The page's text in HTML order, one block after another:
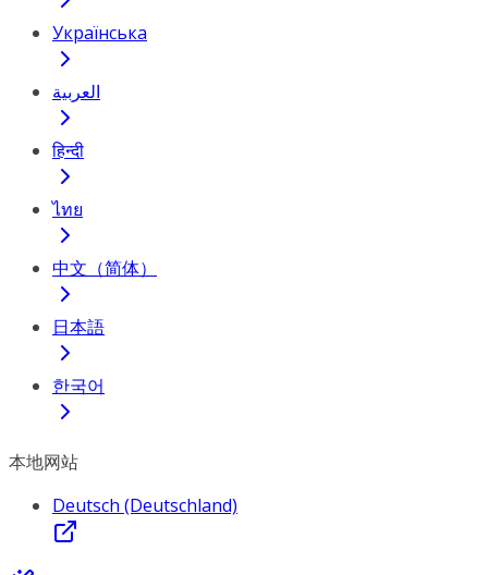
Українська
العربية
हिन्दी
ไทย
中文（简体）
日本語
한국어
本地网站
Deutsch (Deutschland)